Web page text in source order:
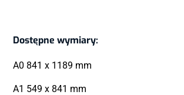
Dostępne wymiary:
A0 841 x 1189 mm
A1 549 x 841 mm